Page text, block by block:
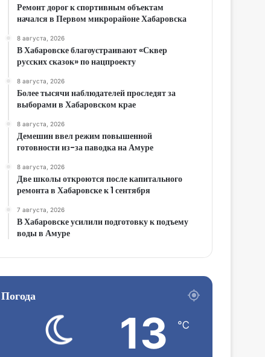
Ремонт дорог к спортивным объектам
начался в Первом микрорайоне Хабаровска
8 августа, 2026
В Хабаровске благоустраивают «Сквер
русских сказок» по нацпроекту
8 августа, 2026
Более тысячи наблюдателей проследят за
выборами в Хабаровском крае
8 августа, 2026
Демешин ввел режим повышенной
готовности из-за паводка на Амуре
8 августа, 2026
Две школы откроются после капитального
ремонта в Хабаровске к 1 сентября
7 августа, 2026
В Хабаровске усилили подготовку к подъему
воды в Амуре
Погода
13 ℃